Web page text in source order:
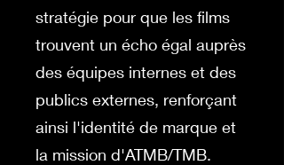
stratégie pour que les films
trouvent un écho égal auprès
des équipes internes et des
publics externes, renforçant
ainsi l'identité de marque et
la mission d'ATMB/TMB.